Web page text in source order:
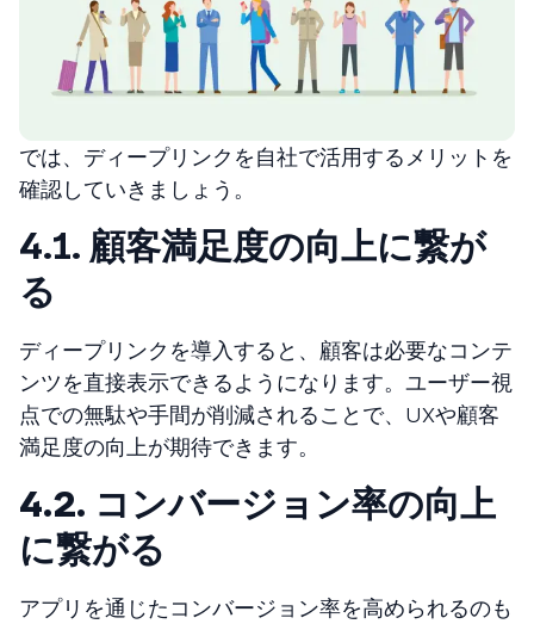
では、ディープリンクを自社で活用するメリットを
確認していきましょう。
4.1. 顧客満足度の向上に繋が
る
ディープリンクを導入すると、顧客は必要なコンテ
ンツを直接表示できるようになります。ユーザー視
点での無駄や手間が削減されることで、UXや顧客
満足度の向上が期待できます。
4.2. コンバージョン率の向上
に繋がる
アプリを通じたコンバージョン率を高められるのも